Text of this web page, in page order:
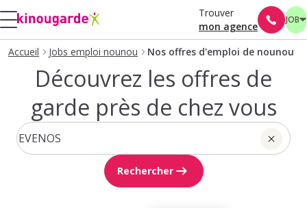
Trouver
mon agence
JOB
Accueil Jobs emploi nounou Nos offres d'emploi de nounou
Découvrez les offres de
garde près de chez vous
Rechercher